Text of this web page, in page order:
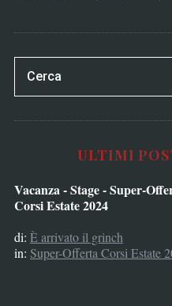
ULTIMI
Vacanza - Stage - Super-
Corsi Estate 2024
di: È arrivato il grinch
in: Super-Offerta Corsi Estate